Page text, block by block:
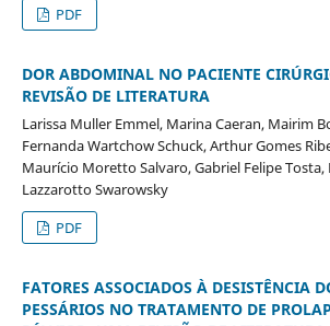
PDF
DOR ABDOMINAL NO PACIENTE
REVISÃO DE LITERATURA
Larissa Muller Emmel, Marina Caeran, Mairim
Fernanda Wartchow Schuck, Arthur Gomes
Maurício Moretto Salvaro, Gabriel Felipe
Lazzarotto Swarowsky
PDF
FATORES ASSOCIADOS À DESISTÊNCIA
PESSÁRIOS NO TRATAMENTO DE